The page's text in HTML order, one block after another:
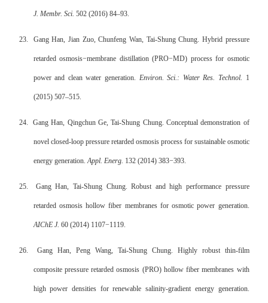
J. Membr. Sci. 502 (2016) 84–93.
23. Gang Han, Jian Zuo, Chunfeng Wan, Tai-Shung Chung. Hybrid pressure
retarded osmosis−membrane distillation (PRO−MD) process for osmotic
power and clean water generation. Environ. Sci.: Water Res. Technol. 1
(2015) 507–515.
24. Gang Han, Qingchun Ge, Tai-Shung Chung. Conceptual demonstration of
novel closed-loop pressure retarded osmosis process for sustainable osmotic
energy generation.Appl. Energ. 132 (2014) 383−393.
25. Gang Han, Tai-Shung Chung. Robust and high performance pressure
retarded osmosis hollow fiber membranes for osmotic power generation.
AIChE J. 60 (2014) 1107−1119.
26. Gang Han, Peng Wang, Tai-Shung Chung. Highly robust thin-film
composite pressure retarded osmosis (PRO) hollow fiber membranes with
high power densities for renewable salinity-gradient energy generation.